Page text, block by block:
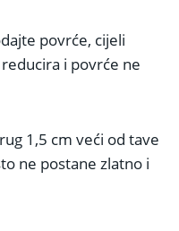
povrće, cijeli
i povrće ne
1,5 cm veći od tave
ne postane zlatno i